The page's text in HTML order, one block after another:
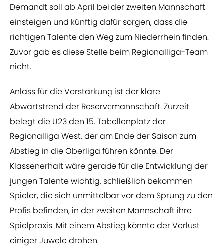
Demandt soll ab April bei der zweiten Mannschaft
einsteigen und künftig dafür sorgen, dass die
richtigen Talente den Weg zum Niederrhein finden.
Zuvor gab es diese Stelle beim Regionalliga-Team
nicht.
Anlass für die Verstärkung ist der klare
Abwärtstrend der Reservemannschaft. Zurzeit
belegt die U23 den 15. Tabellenplatz der
Regionalliga West, der am Ende der Saison zum
Abstieg in die Oberliga führen könnte. Der
Klassenerhalt wäre gerade für die Entwicklung der
jungen Talente wichtig, schließlich bekommen
Spieler, die sich unmittelbar vor dem Sprung zu den
Profis befinden, in der zweiten Mannschaft ihre
Spielpraxis. Mit einem Abstieg könnte der Verlust
einiger Juwele drohen.